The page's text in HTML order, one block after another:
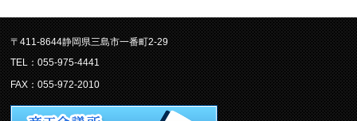
〒411-8644静岡県三島市一番町2-29
TEL：055-975-4441
FAX：055-972-2010